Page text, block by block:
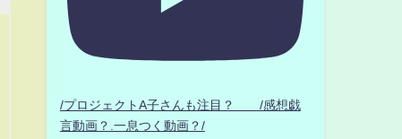
/プロジェクトA子さんも注目？ /感想戯
言動画？.一息つく動画？/